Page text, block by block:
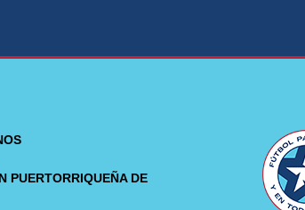
PUERTORRIQUEÑA DE